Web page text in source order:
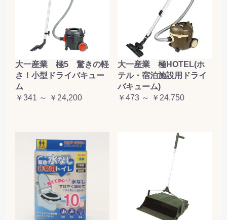
大一産業 極5 驚きの軽
さ！小型ドライバキュー
ム
￥341 ～ ￥24,200
大一産業 極HOTEL(ホ
テル・宿泊施設用ドライ
バキューム)
￥473 ～ ￥24,750